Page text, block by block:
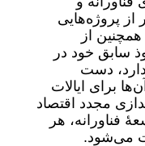
از پروژه‌هایی
از
سابق خود در
دست
برای ایالات
مجدد اقتصاد
فناورانه، هر
می‌شود.